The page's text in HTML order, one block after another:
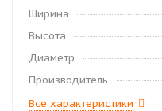
Ширина
Высота
Диаметр
Производитель
Все характеристики